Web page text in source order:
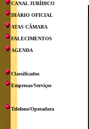
CANAL JURÍDICO
DIÁRIO OFICIAL
ATAS CÂMARA
FALECIMENTOS
AGENDA
Classificados
Empresas/Serviços
Telefone/Operadora